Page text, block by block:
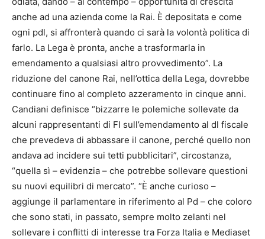
anche ad una azienda come la Rai. È depositata e come
ogni pdl, si affronterà quando ci sarà la volontà politica di
farlo. La Lega è pronta, anche a trasformarla in
emendamento a qualsiasi altro provvedimento”. La
riduzione del canone Rai, nell’ottica della Lega, dovrebbe
continuare fino al completo azzeramento in cinque anni.
Candiani definisce “bizzarre le polemiche sollevate da
alcuni rappresentanti di FI sull’emendamento al dl fiscale
che prevedeva di abbassare il canone, perché quello non
andava ad incidere sui tetti pubblicitari”, circostanza,
“quella sì – evidenzia – che potrebbe sollevare questioni
su nuovi equilibri di mercato”. “È anche curioso –
aggiunge il parlamentare in riferimento al Pd – che coloro
che sono stati, in passato, sempre molto zelanti nel
sollevare i conflitti di interesse tra Forza Italia e Mediaset